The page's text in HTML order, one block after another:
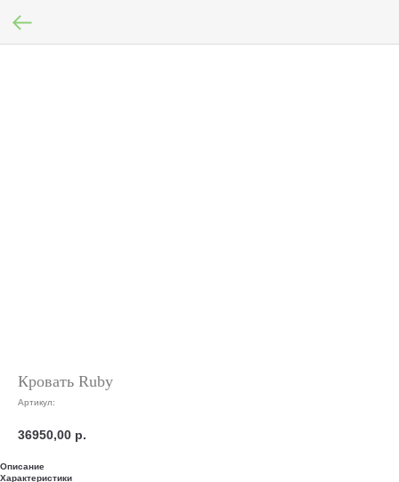
Кровать Ruby
Артикул:
36950,00 р.
Описание
Характеристики